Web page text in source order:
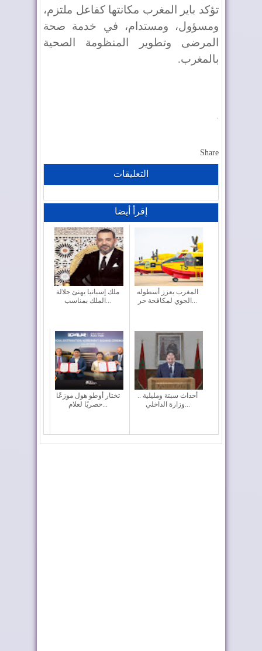
تؤكد باير المغرب مكانتها كفاعل ملتزم،
ومسؤول، ومستدام، في خدمة صحة
المرضى وتطوير المنظومة الصحية
بالمغرب.
Share
التعليقات
إقرأ أيضا
ملك إسبانيا يهنئ جلالة
المغرب يعزز أسطوله
تختار أوطو هول موزعًا
أحداث سبتة ومليلية ..